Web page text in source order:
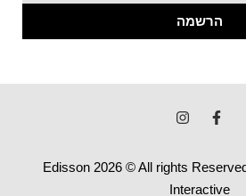
הרשמה
Edisson 2026 © All rights
Interactive